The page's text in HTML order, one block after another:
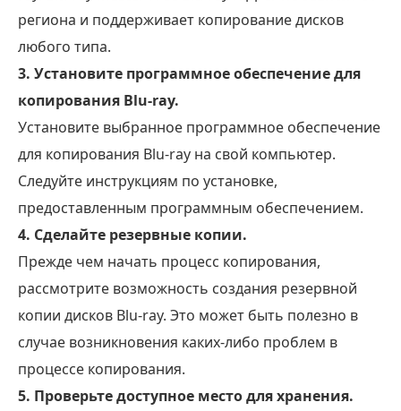
региона и поддерживает копирование дисков
любого типа.
3. Установите программное обеспечение для
копирования Blu-ray.
Установите выбранное программное обеспечение
для копирования Blu-ray на свой компьютер.
Следуйте инструкциям по установке,
предоставленным программным обеспечением.
4. Сделайте резервные копии.
Прежде чем начать процесс копирования,
рассмотрите возможность создания резервной
копии дисков Blu-ray. Это может быть полезно в
случае возникновения каких-либо проблем в
процессе копирования.
5. Проверьте доступное место для хранения.